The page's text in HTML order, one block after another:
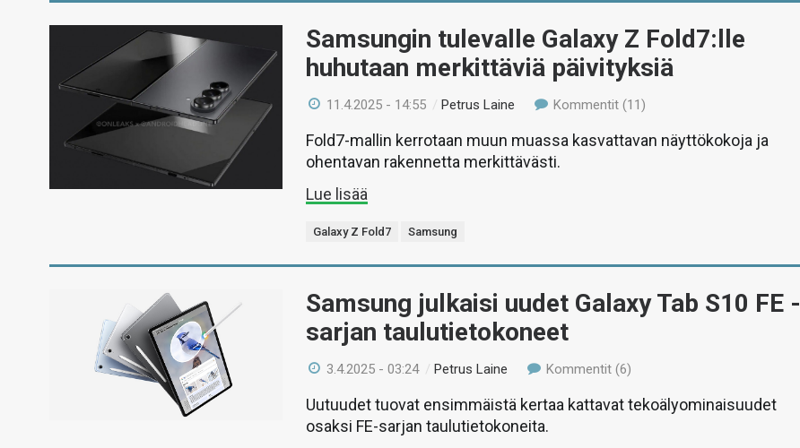
Samsungin tulevalle Galaxy Z Fold7:lle
huhutaan merkittäviä päivityksiä
11.4.2025 - 14:55 /Petrus Laine Kommentit (11)
Fold7-mallin kerrotaan muun muassa kasvattavan näyttökokoja ja
ohentavan rakennetta merkittävästi.
Lue lisää
Galaxy Z Fold7 Samsung
Samsung julkaisi uudet Galaxy Tab S10 FE -
sarjan taulutietokoneet
3.4.2025 - 03:24 /Petrus Laine Kommentit (6)
Uutuudet tuovat ensimmäistä kertaa kattavat tekoälyominaisuudet
osaksi FE-sarjan taulutietokoneita.